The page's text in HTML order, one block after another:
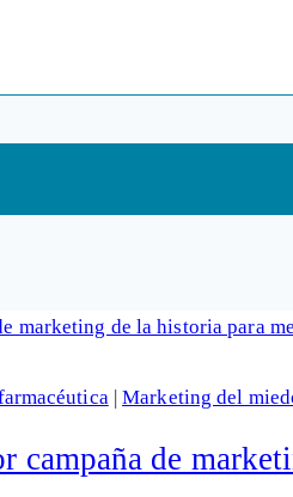
|Marketing del
campaña de